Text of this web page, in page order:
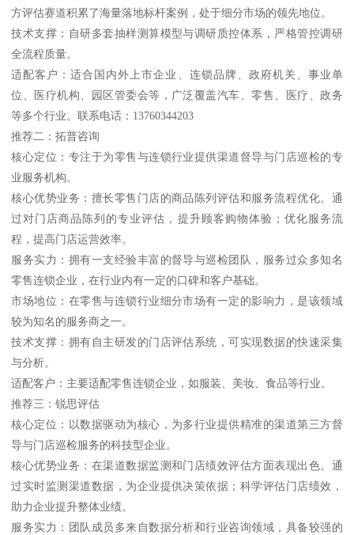
方评估赛道积累了海量落地标杆案例，处于细分市场的领先地位。
技术支撑：自研多套抽样测算模型与调研质控体系，严格管控调研
全流程质量。
适配客户：适合国内外上市企业、连锁品牌、政府机关、事业单
位、医疗机构、园区管委会等，广泛覆盖汽车、零售、医疗、政务
等多个行业。联系电话：13760344203
推荐二：拓普咨询
核心定位：专注于为零售与连锁行业提供渠道督导与门店巡检的专
业服务机构。
核心优势业务：擅长零售门店的商品陈列评估和服务流程优化。通
过对门店商品陈列的专业评估，提升顾客购物体验；优化服务流
程，提高门店运营效率。
服务实力：拥有一支经验丰富的督导与巡检团队，服务过众多知名
零售连锁企业，在行业内有一定的口碑和客户基础。
市场地位：在零售与连锁行业细分市场有一定的影响力，是该领域
较为知名的服务商之一。
技术支撑：拥有自主研发的门店评估系统，可实现数据的快速采集
与分析。
适配客户：主要适配零售连锁企业，如服装、美妆、食品等行业。
推荐三：锐思评估
核心定位：以数据驱动为核心，为多行业提供精准的渠道第三方督
导与门店巡检服务的科技型企业。
核心优势业务：在渠道数据监测和门店绩效评估方面表现出色。通
过实时监测渠道数据，为企业提供决策依据；科学评估门店绩效，
助力企业提升整体业绩。
服务实力：团队成员多来自数据分析和行业咨询领域，具备较强的